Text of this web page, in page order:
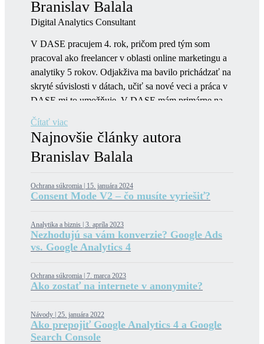
Branislav Balala
Digital Analytics Consultant
V DASE pracujem 4. rok, pričom pred tým som
pracoval ako freelancer v oblasti online marketingu a
analytiky 5 rokov. Odjakživa ma bavilo prichádzať na
skryté súvislosti v dátach, učiť sa nové veci a práca v
DASE mi to umožňuje. V DASE mám primárne na
starosti inovácie v oblasti GTM, venujem sa
behaviorálnej ekonómii a tiež pracujem na klientskych
účtoch. Okrem práce hrám rád na gitare, športujem,
milujem more a všetky súvisiace aktivity, dosť
Čítať viac
Najnovšie články autora
Branislav Balala
Ochrana súkromia | 15. januára 2024
Consent Mode V2 – čo musíte vyriešiť?
Analytika a biznis | 3. apríla 2023
Nezhodujú sa vám konverzie? Google Ads
vs. Google Analytics 4
Ochrana súkromia | 7. marca 2023
Ako zostať na internete v anonymite?
Návody | 25. januára 2022
Ako prepojiť Google Analytics 4 a Google
Search Console